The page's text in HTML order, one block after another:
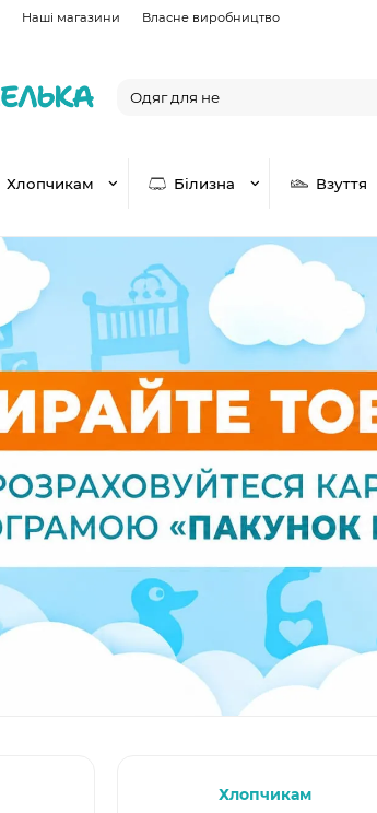
Наші магазини Власне виробництво
Хлопчикам Білизна Взуття
Хлопчикам